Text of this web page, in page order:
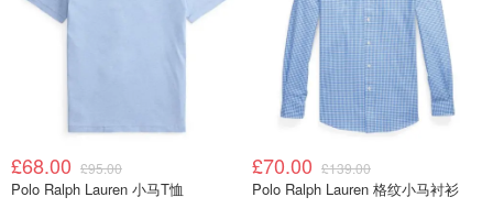
£68.00 £95.00
Polo Ralph Lauren 小马T恤
£70.00 £139.00
Polo Ralph Lauren 格纹小马衬衫